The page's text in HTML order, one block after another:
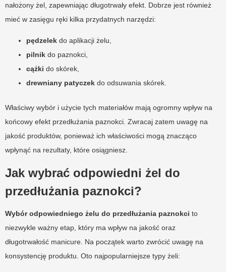
nałożony żel, zapewniając długotrwały efekt. Dobrze jest również
mieć w zasięgu ręki kilka przydatnych narzędzi:
pędzelek do aplikacji żelu,
pilnik do paznokci,
cążki do skórek,
drewniany patyczek do odsuwania skórek.
Właściwy wybór i użycie tych materiałów mają ogromny wpływ na
końcowy efekt przedłużania paznokci. Zwracaj zatem uwagę na
jakość produktów, ponieważ ich właściwości mogą znacząco
wpłynąć na rezultaty, które osiągniesz.
Jak wybrać odpowiedni żel do
przedłużania paznokci?
Wybór odpowiedniego żelu do przedłużania paznokci to
niezwykle ważny etap, który ma wpływ na jakość oraz
długotrwałość manicure. Na początek warto zwrócić uwagę na
konsystencję produktu. Oto najpopularniejsze typy żeli: